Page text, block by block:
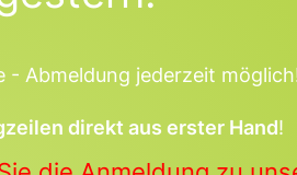
- Abmeldung jederzeit
direkt aus erster Hand!